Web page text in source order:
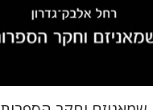
הנחת אתר ספר מודפס
$35
$32